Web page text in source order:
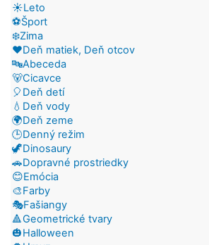
☀️Leto
⚽Šport
❄️Zima
❤️Deň matiek, Deň otcov
🔤Abeceda
🐻Cicavce
🎈Deň detí
💧Deň vody
🌍Deň zeme
🕒Denný režim
🦖Dinosaury
🚗Dopravné prostriedky
😊Emócia
🎨Farby
🎭Fašiangy
🔺Geometrické tvary
🎃Halloween